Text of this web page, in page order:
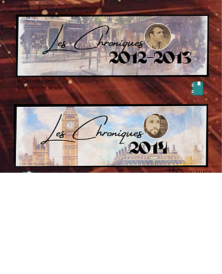
8 Chroniques
En Lecture seule
17 Chroniques